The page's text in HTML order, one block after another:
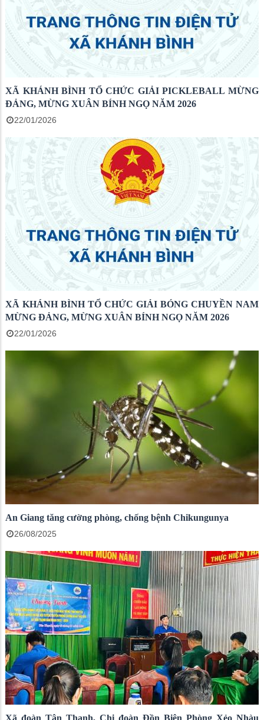
XÃ KHÁNH BÌNH TỔ CHỨC GIẢI PICKLEBALL MỪNG
ĐẢNG, MỪNG XUÂN BÍNH NGỌ NĂM 2026
22/01/2026
XÃ KHÁNH BÌNH TỔ CHỨC GIẢI BÓNG CHUYỀN NAM
MỪNG ĐẢNG, MỪNG XUÂN BÍNH NGỌ NĂM 2026
22/01/2026
An Giang tăng cường phòng, chống bệnh Chikungunya
26/08/2025